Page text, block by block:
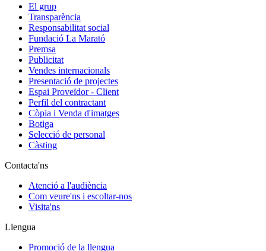
El grup
Transparència
Responsabilitat social
Fundació La Marató
Premsa
Publicitat
Vendes internacionals
Presentació de projectes
Espai Proveïdor - Client
Perfil del contractant
Còpia i Venda d'imatges
Botiga
Selecció de personal
Càsting
Contacta'ns
Atenció a l'audiència
Com veure'ns i escoltar-nos
Visita'ns
Llengua
Promoció de la llengua